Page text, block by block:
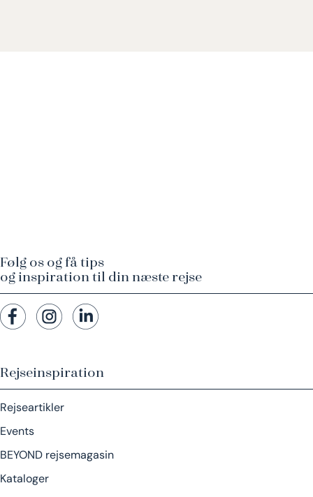
Rejseinspiration
Rejseartikler
Events
BEYOND rejsemagasin
Kataloger
Følg os og få tips
og inspiration til din næste rejse